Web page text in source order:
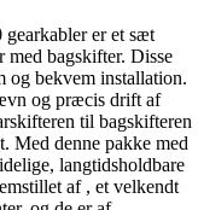
gearkabler er et sæt
bagskifter. Disse
og bekvem installation.
og præcis drift af
til bagskifteren
Med denne pakke med
langtidsholdbare
af , et velkendt